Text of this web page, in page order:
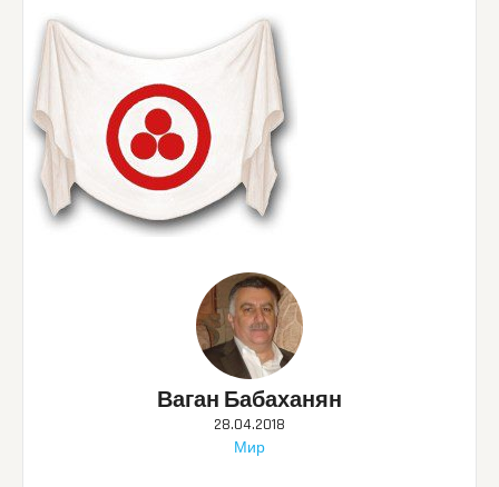
Ваган Бабаханян
28.04.2018
Мир